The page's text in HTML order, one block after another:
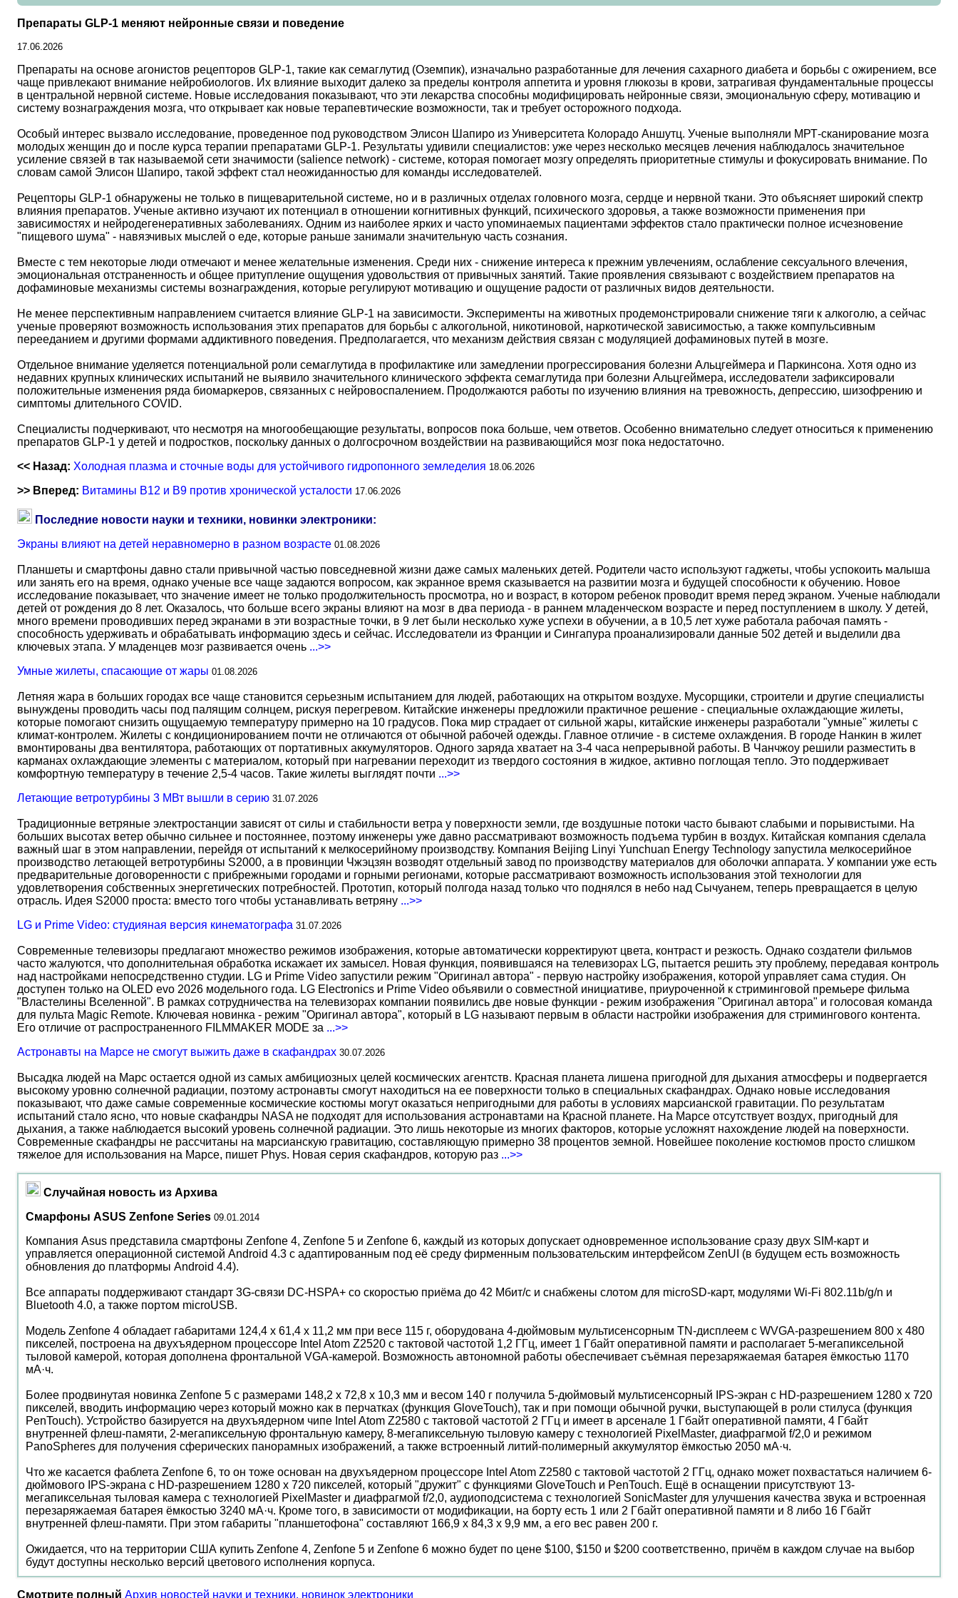
Препараты GLP-1 меняют нейронные связи и поведение
17.06.2026
Препараты на основе агонистов рецепторов GLP-1, такие как семаглутид (Оземпик), изначально разработанные для лечения сахарного диабета и борьбы с ожирением, все
чаще привлекают внимание нейробиологов. Их влияние выходит далеко за пределы контроля аппетита и уровня глюкозы в крови, затрагивая фундаментальные процессы
в центральной нервной системе. Новые исследования показывают, что эти лекарства способны модифицировать нейронные связи, эмоциональную сферу, мотивацию и
систему вознаграждения мозга, что открывает как новые терапевтические возможности, так и требует осторожного подхода.
Особый интерес вызвало исследование, проведенное под руководством Элисон Шапиро из Университета Колорадо Аншутц. Ученые выполняли МРТ-сканирование мозга
молодых женщин до и после курса терапии препаратами GLP-1. Результаты удивили специалистов: уже через несколько месяцев лечения наблюдалось значительное
усиление связей в так называемой сети значимости (salience network) - системе, которая помогает мозгу определять приоритетные стимулы и фокусировать внимание. По
словам самой Элисон Шапиро, такой эффект стал неожиданностью для команды исследователей.
Рецепторы GLP-1 обнаружены не только в пищеварительной системе, но и в различных отделах головного мозга, сердце и нервной ткани. Это объясняет широкий спектр
влияния препаратов. Ученые активно изучают их потенциал в отношении когнитивных функций, психического здоровья, а также возможности применения при
зависимостях и нейродегенеративных заболеваниях. Одним из наиболее ярких и часто упоминаемых пациентами эффектов стало практически полное исчезновение
"пищевого шума" - навязчивых мыслей о еде, которые раньше занимали значительную часть сознания.
Вместе с тем некоторые люди отмечают и менее желательные изменения. Среди них - снижение интереса к прежним увлечениям, ослабление сексуального влечения,
эмоциональная отстраненность и общее притупление ощущения удовольствия от привычных занятий. Такие проявления связывают с воздействием препаратов на
дофаминовые механизмы системы вознаграждения, которые регулируют мотивацию и ощущение радости от различных видов деятельности.
Не менее перспективным направлением считается влияние GLP-1 на зависимости. Эксперименты на животных продемонстрировали снижение тяги к алкоголю, а сейчас
ученые проверяют возможность использования этих препаратов для борьбы с алкогольной, никотиновой, наркотической зависимостью, а также компульсивным
перееданием и другими формами аддиктивного поведения. Предполагается, что механизм действия связан с модуляцией дофаминовых путей в мозге.
Отдельное внимание уделяется потенциальной роли семаглутида в профилактике или замедлении прогрессирования болезни Альцгеймера и Паркинсона. Хотя одно из
недавних крупных клинических испытаний не выявило значительного клинического эффекта семаглутида при болезни Альцгеймера, исследователи зафиксировали
положительные изменения ряда биомаркеров, связанных с нейровоспалением. Продолжаются работы по изучению влияния на тревожность, депрессию, шизофрению и
симптомы длительного COVID.
Специалисты подчеркивают, что несмотря на многообещающие результаты, вопросов пока больше, чем ответов. Особенно внимательно следует относиться к применению
препаратов GLP-1 у детей и подростков, поскольку данных о долгосрочном воздействии на развивающийся мозг пока недостаточно.
<< Назад: Холодная плазма и сточные воды для устойчивого гидропонного земледелия 18.06.2026
>> Вперед: Витамины B12 и B9 против хронической усталости 17.06.2026
Последние новости науки и техники, новинки электроники:
Экраны влияют на детей неравномерно в разном возрасте 01.08.2026
Планшеты и смартфоны давно стали привычной частью повседневной жизни даже самых маленьких детей. Родители часто используют гаджеты, чтобы успокоить малыша
или занять его на время, однако ученые все чаще задаются вопросом, как экранное время сказывается на развитии мозга и будущей способности к обучению. Новое
исследование показывает, что значение имеет не только продолжительность просмотра, но и возраст, в котором ребенок проводит время перед экраном. Ученые наблюдали
детей от рождения до 8 лет. Оказалось, что больше всего экраны влияют на мозг в два периода - в раннем младенческом возрасте и перед поступлением в школу. У детей,
много времени проводивших перед экранами в эти возрастные точки, в 9 лет были несколько хуже успехи в обучении, а в 10,5 лет хуже работала рабочая память -
способность удерживать и обрабатывать информацию здесь и сейчас. Исследователи из Франции и Сингапура проанализировали данные 502 детей и выделили два
ключевых этапа. У младенцев мозг развивается очень ...>>
Умные жилеты, спасающие от жары 01.08.2026
Летняя жара в больших городах все чаще становится серьезным испытанием для людей, работающих на открытом воздухе. Мусорщики, строители и другие специалисты
вынуждены проводить часы под палящим солнцем, рискуя перегревом. Китайские инженеры предложили практичное решение - специальные охлаждающие жилеты,
которые помогают снизить ощущаемую температуру примерно на 10 градусов. Пока мир страдает от сильной жары, китайские инженеры разработали "умные" жилеты с
климат-контролем. Жилеты с кондиционированием почти не отличаются от обычной рабочей одежды. Главное отличие - в системе охлаждения. В городе Нанкин в жилет
вмонтированы два вентилятора, работающих от портативных аккумуляторов. Одного заряда хватает на 3-4 часа непрерывной работы. В Чанчжоу решили разместить в
карманах охлаждающие элементы с материалом, который при нагревании переходит из твердого состояния в жидкое, активно поглощая тепло. Это поддерживает
комфортную температуру в течение 2,5-4 часов. Такие жилеты выглядят почти ...>>
Летающие ветротурбины 3 МВт вышли в серию 31.07.2026
Традиционные ветряные электростанции зависят от силы и стабильности ветра у поверхности земли, где воздушные потоки часто бывают слабыми и порывистыми. На
больших высотах ветер обычно сильнее и постояннее, поэтому инженеры уже давно рассматривают возможность подъема турбин в воздух. Китайская компания сделала
важный шаг в этом направлении, перейдя от испытаний к мелкосерийному производству. Компания Beijing Linyi Yunchuan Energy Technology запустила мелкосерийное
производство летающей ветротурбины S2000, а в провинции Чжэцзян возводят отдельный завод по производству материалов для оболочки аппарата. У компании уже есть
предварительные договоренности с прибрежными городами и горными регионами, которые рассматривают возможность использования этой технологии для
удовлетворения собственных энергетических потребностей. Прототип, который полгода назад только что поднялся в небо над Сычуанем, теперь превращается в целую
отрасль. Идея S2000 проста: вместо того чтобы устанавливать ветряну ...>>
LG и Prime Video: студияная версия кинематографа 31.07.2026
Современные телевизоры предлагают множество режимов изображения, которые автоматически корректируют цвета, контраст и резкость. Однако создатели фильмов
часто жалуются, что дополнительная обработка искажает их замысел. Новая функция, появившаяся на телевизорах LG, пытается решить эту проблему, передавая контроль
над настройками непосредственно студии. LG и Prime Video запустили режим "Оригинал автора" - первую настройку изображения, которой управляет сама студия. Он
доступен только на OLED evo 2026 модельного года. LG Electronics и Prime Video объявили о совместной инициативе, приуроченной к стриминговой премьере фильма
"Властелины Вселенной". В рамках сотрудничества на телевизорах компании появились две новые функции - режим изображения "Оригинал автора" и голосовая команда
для пульта Magic Remote. Ключевая новинка - режим "Оригинал автора", который в LG называют первым в области настройки изображения для стримингового контента.
Его отличие от распространенного FILMMAKER MODE за ...>>
Астронавты на Марсе не смогут выжить даже в скафандрах 30.07.2026
Высадка людей на Марс остается одной из самых амбициозных целей космических агентств. Красная планета лишена пригодной для дыхания атмосферы и подвергается
высокому уровню солнечной радиации, поэтому астронавты смогут находиться на ее поверхности только в специальных скафандрах. Однако новые исследования
показывают, что даже самые современные космические костюмы могут оказаться непригодными для работы в условиях марсианской гравитации. По результатам
испытаний стало ясно, что новые скафандры NASA не подходят для использования астронавтами на Красной планете. На Марсе отсутствует воздух, пригодный для
дыхания, а также наблюдается высокий уровень солнечной радиации. Это лишь некоторые из многих факторов, которые усложнят нахождение людей на поверхности.
Современные скафандры не рассчитаны на марсианскую гравитацию, составляющую примерно 38 процентов земной. Новейшее поколение костюмов просто слишком
тяжелое для использования на Марсе, пишет Phys. Новая серия скафандров, которую раз ...>>
Случайная новость из Архива
Смарфоны ASUS Zenfone Series 09.01.2014
Компания Asus представила смартфоны Zenfone 4, Zenfone 5 и Zenfone 6, каждый из которых допускает одновременное использование сразу двух SIM-карт и
управляется операционной системой Android 4.3 с адаптированным под её среду фирменным пользовательским интерфейсом ZenUI (в будущем есть возможность
обновления до платформы Android 4.4).
Все аппараты поддерживают стандарт 3G-связи DC-HSPA+ со скоростью приёма до 42 Мбит/с и снабжены слотом для microSD-карт, модулями Wi-Fi 802.11b/g/n и
Bluetooth 4.0, а также портом microUSB.
Модель Zenfone 4 обладает габаритами 124,4 x 61,4 x 11,2 мм при весе 115 г, оборудована 4-дюймовым мультисенсорным TN-дисплеем с WVGA-разрешением 800 x 480
пикселей, построена на двухъядерном процессоре Intel Atom Z2520 с тактовой частотой 1,2 ГГц, имеет 1 Гбайт оперативной памяти и располагает 5-мегапиксельной
тыловой камерой, которая дополнена фронтальной VGA-камерой. Возможность автономной работы обеспечивает съёмная перезаряжаемая батарея ёмкостью 1170
мА·ч.
Более продвинутая новинка Zenfone 5 с размерами 148,2 x 72,8 x 10,3 мм и весом 140 г получила 5-дюймовый мультисенсорный IPS-экран с HD-разрешением 1280 x 720
пикселей, вводить информацию через который можно как в перчатках (функция GloveTouch), так и при помощи обычной ручки, выступающей в роли стилуса (функция
PenTouch). Устройство базируется на двухъядерном чипе Intel Atom Z2580 с тактовой частотой 2 ГГц и имеет в арсенале 1 Гбайт оперативной памяти, 4 Гбайт
внутренней флеш-памяти, 2-мегапиксельную фронтальную камеру, 8-мегапиксельную тыловую камеру с технологией PixelMaster, диафрагмой f/2,0 и режимом
PanoSpheres для получения сферических панорамных изображений, а также встроенный литий-полимерный аккумулятор ёмкостью 2050 мА·ч.
Что же касается фаблета Zenfone 6, то он тоже основан на двухъядерном процессоре Intel Atom Z2580 с тактовой частотой 2 ГГц, однако может похвастаться наличием 6-
дюймового IPS-экрана с HD-разрешением 1280 x 720 пикселей, который "дружит" с функциями GloveTouch и PenTouch. Ещё в оснащении присутствуют 13-
мегапиксельная тыловая камера с технологией PixelMaster и диафрагмой f/2,0, аудиоподсистема с технологией SonicMaster для улучшения качества звука и встроенная
перезаряжаемая батарея ёмкостью 3240 мА·ч. Кроме того, в зависимости от модификации, на борту есть 1 или 2 Гбайт оперативной памяти и 8 либо 16 Гбайт
внутренней флеш-памяти. При этом габариты "планшетофона" составляют 166,9 x 84,3 x 9,9 мм, а его вес равен 200 г.
Ожидается, что на территории США купить Zenfone 4, Zenfone 5 и Zenfone 6 можно будет по цене $100, $150 и $200 соответственно, причём в каждом случае на выбор
будут доступны несколько версий цветового исполнения корпуса.
Смотрите полный Архив новостей науки и техники, новинок электроники